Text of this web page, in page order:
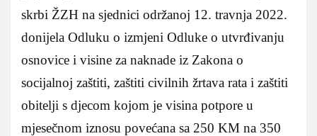
skrbi ŽZH na sjednici održanoj 12. travnja 2022.
donijela Odluku o izmjeni Odluke o utvrđivanju
osnovice i visine za naknade iz Zakona o
socijalnoj zaštiti, zaštiti civilnih žrtava rata i zaštiti
obitelji s djecom kojom je visina potpore u
mjesečnom iznosu povećana sa 250 KM na 350